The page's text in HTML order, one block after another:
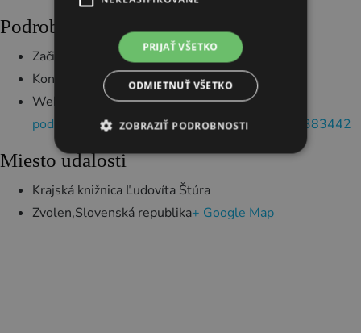
Podrobnosti
Začiatok:
3. marca 2025
Koniec:
7. marca 2025
Webstránka:
https://www.kskls.sk/aktualne-
podujatia/mid/383442/ma0/155012/.html#m_383442
Miesto udalosti
Krajská knižnica Ľudovíta Štúra
Zvolen,Slovenská republika+ Google Map
PRIJAŤ VŠETKO
ODMIETNUŤ VŠETKO
ZOBRAZIŤ PODROBNOSTI